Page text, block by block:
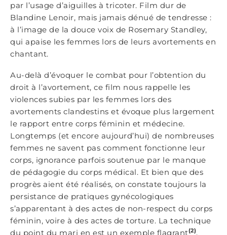
par l’usage d’aiguilles à tricoter. Film dur de
Blandine Lenoir, mais jamais dénué de tendresse :
à l’image de la douce voix de Rosemary Standley,
qui apaise les femmes lors de leurs avortements en
chantant.
Au-delà d’évoquer le combat pour l’obtention du
droit à l’avortement, ce film nous rappelle les
violences subies par les femmes lors des
avortements clandestins et évoque plus largement
le rapport entre corps féminin et médecine.
Longtemps (et encore aujourd’hui) de nombreuses
femmes ne savent pas comment fonctionne leur
corps, ignorance parfois soutenue par le manque
de pédagogie du corps médical. Et bien que des
progrès aient été réalisés, on constate toujours la
persistance de pratiques gynécologiques
s’apparentant à des actes de non-respect du corps
féminin, voire à des actes de torture. La technique
du point du mari en est un exemple flagrant(2).